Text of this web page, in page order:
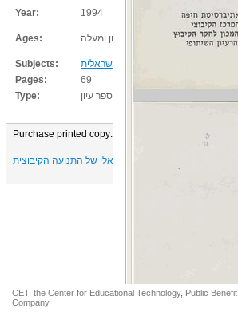
Year: 1994
Ages: תיכון ומעלה
Subjects: החברה הישראלית
Pages:
69
Type:
ספר עיון
Purchase printed copy:
CET, the Center for Educational Technology, Public Benefit
Company